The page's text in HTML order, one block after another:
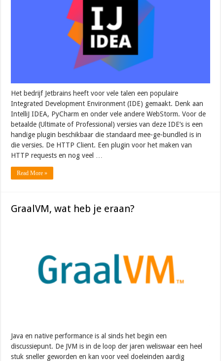
Het bedrijf Jetbrains heeft voor vele talen een populaire
Integrated Development Environment (IDE) gemaakt. Denk aan
IntelliJ IDEA, PyCharm en onder vele andere WebStorm. Voor de
betaalde (Ultimate of Professional) versies van deze IDE’s is een
handige plugin beschikbaar die standaard mee-ge-bundled is in
die versies. De HTTP Client. Een plugin voor het maken van
HTTP requests en nog veel …
Read More »
GraalVM, wat heb je eraan?
Java en native performance is al sinds het begin een
discussiepunt. De JVM is in de loop der jaren weliswaar een heel
stuk sneller geworden en kan voor veel doeleinden aardig